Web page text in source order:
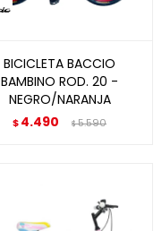
BICICLETA BACCIO
BAMBINO ROD. 20 -
NEGRO/NARANJA
$4.490 $5.590